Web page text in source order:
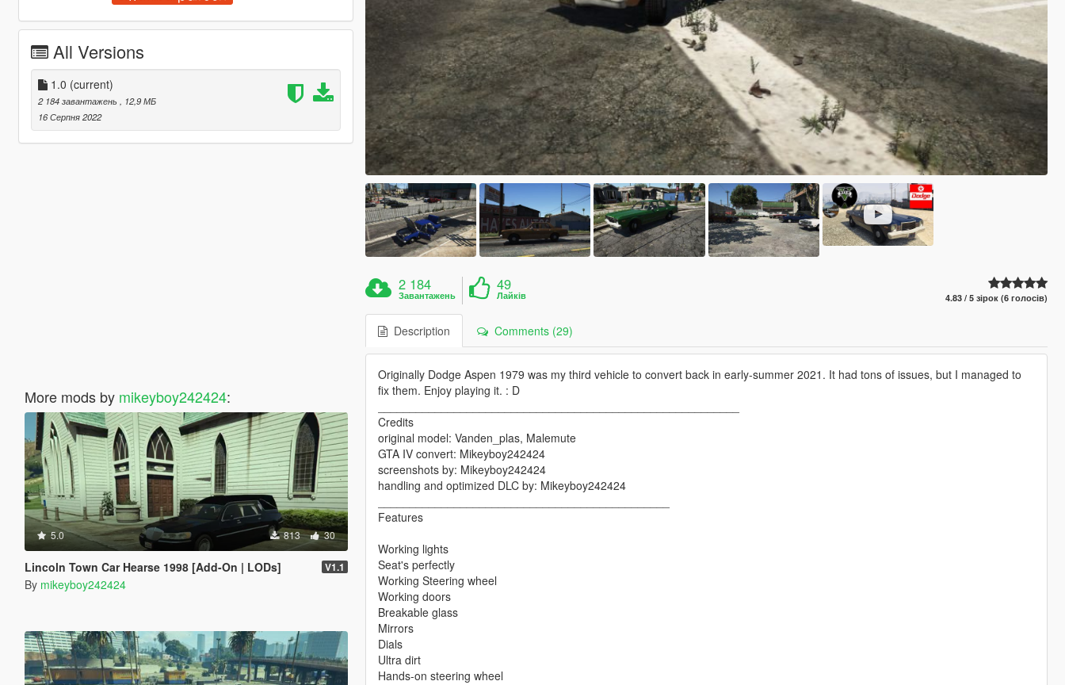
All Versions
1.0 (current)
2 184 завантажень
, 12,9 МБ
16 Серпня 2022
More mods by mikeyboy242424:
5.0 813 30
Lincoln Town Car Hearse 1998 [Add-On | LODs] V1.1
By mikeyboy242424
2 184
Завантажень
49
Лайків 4.83 / 5 зірок (6 голосів)
Description Comments (29)
Originally Dodge Aspen 1979 was my third vehicle to convert back in early-summer 2021. It had tons of issues, but I managed to
fix them. Enjoy playing it. : D
Credits
original model: Vanden_plas, Malemute
GTA IV convert: Mikeyboy242424
screenshots by: Mikeyboy242424
handling and optimized DLC by: Mikeyboy242424
Features
Working lights
Seat's perfectly
Working Steering wheel
Working doors
Breakable glass
Mirrors
Dials
Ultra dirt
Hands-on steering wheel